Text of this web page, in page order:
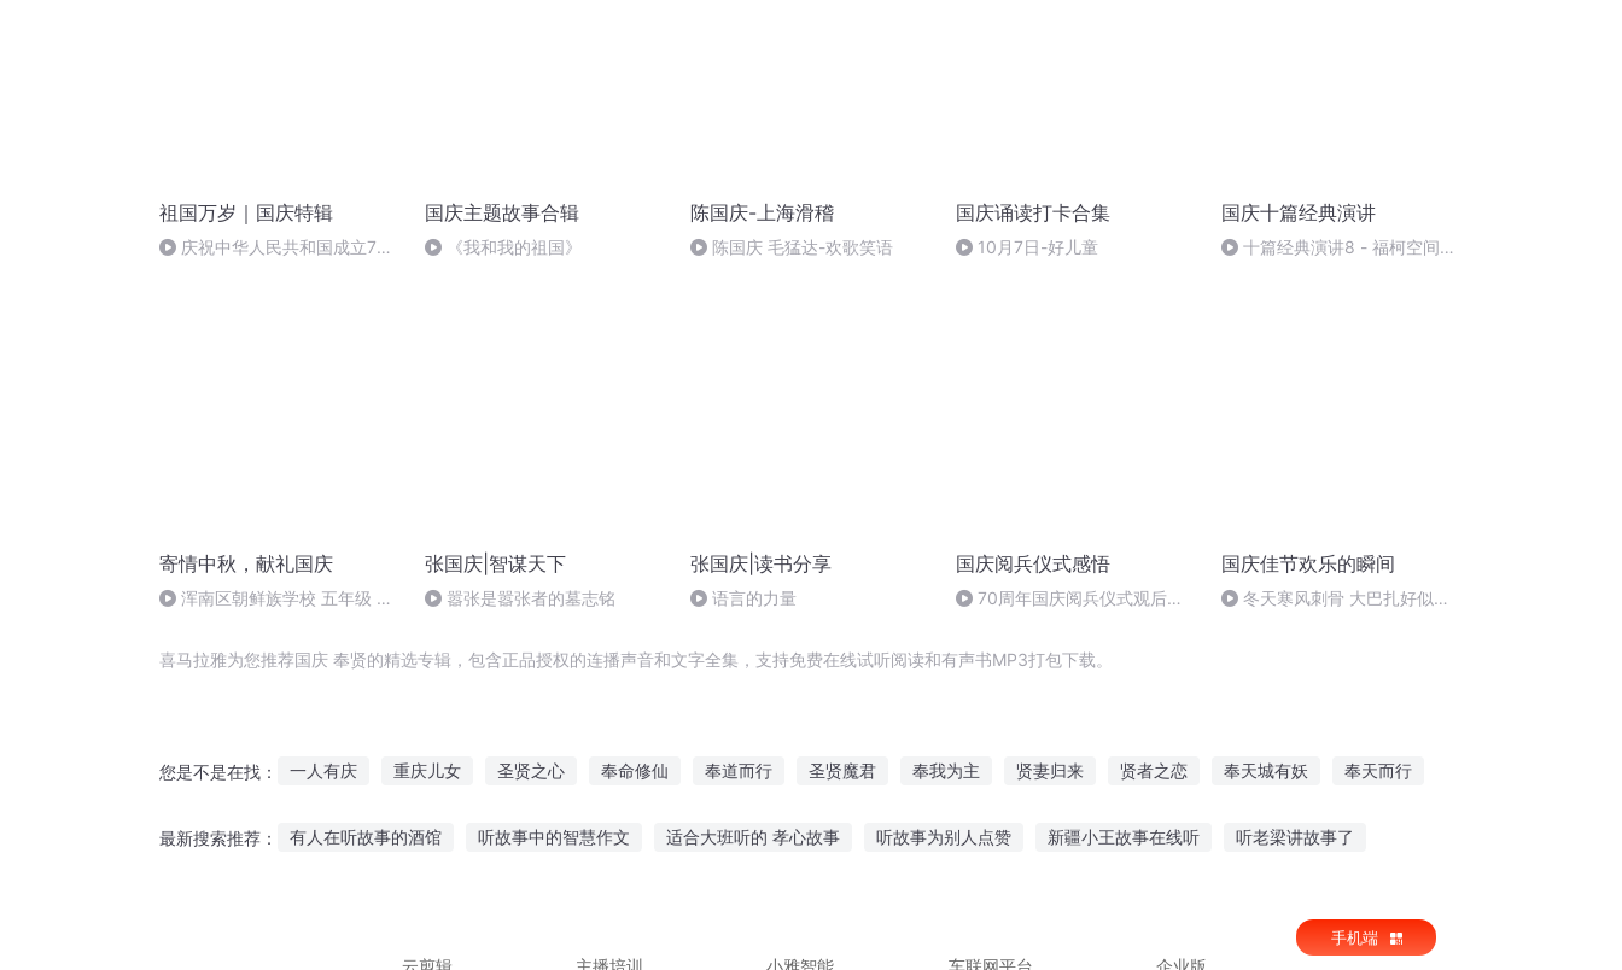
祖国万岁｜国庆特辑
庆祝中华人民共和国成立73
国庆主题故事合辑
《我和我的祖国》
陈国庆-上海滑稽
陈国庆 毛猛达-欢歌笑语
国庆诵读打卡合集
10月7日-好儿童
国庆十篇经典演讲
十篇经典演讲8 - 福柯空间回
寄情中秋，献礼国庆
浑南区朝鲜族学校 五年级 孙
张国庆|智谋天下
嚣张是嚣张者的墓志铭
张国庆|读书分享
语言的力量
国庆阅兵仪式感悟
70周年国庆阅兵仪式观后感
国庆佳节欢乐的瞬间
冬天寒风刺骨 大巴扎好似温
喜马拉雅为您推荐国庆 奉贤的精选专辑，包含正品授权的连播声音和文字全集，支持免费在线试听阅读和有声书MP3打包下载。
您是不是在找： 一人有庆 重庆儿女 圣贤之心 奉命修仙 奉道而行 圣贤魔君 奉我为主 贤妻归来 贤者之恋 奉天城有妖 奉天而行
最新搜索推荐： 有人在听故事的酒馆 听故事中的智慧作文 适合大班听的 孝心故事 听故事为别人点赞 新疆小王故事在线听 听老梁讲故事了
云剪辑
主播培训 小雅智能 车联网平台 企业版
手机端